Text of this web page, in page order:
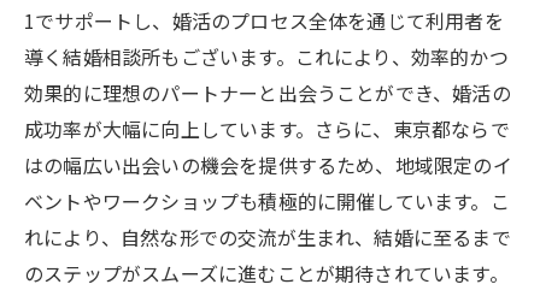
東京の結婚相談所独自のアプローチ
結婚相談所が提供する価値とその評価
メディアが結婚相談所を取り上げる背景
注目される相談所が持つ影響力
メディアが注目する東京都の結婚相談所の秘密
とは
話題を呼ぶ結婚相談所の共通点
1でサポートし、婚活のプロセス全体を通じて利用者を
導く結婚相談所もございます。これにより、効率的かつ
効果的に理想のパートナーと出会うことができ、婚活の
成功率が大幅に向上しています。さらに、東京都ならで
はの幅広い出会いの機会を提供するため、地域限定のイ
ベントやワークショップも積極的に開催しています。こ
れにより、自然な形での交流が生まれ、結婚に至るまで
のステップがスムーズに進むことが期待されています。